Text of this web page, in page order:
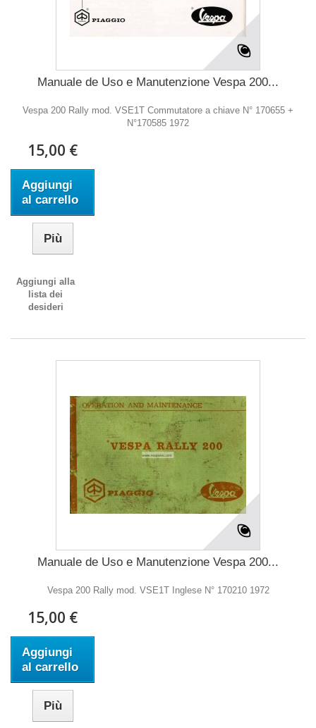
Manuale de Uso e Manutenzione Vespa 200...
Vespa 200 Rally mod. VSE1T Commutatore a chiave N° 170655 +
N°170585 1972
15,00 €
Aggiungi
al carrello
Più
Aggiungi alla
lista dei
desideri
Manuale de Uso e Manutenzione Vespa 200...
Vespa 200 Rally mod. VSE1T Inglese N° 170210 1972
15,00 €
Aggiungi
al carrello
Più